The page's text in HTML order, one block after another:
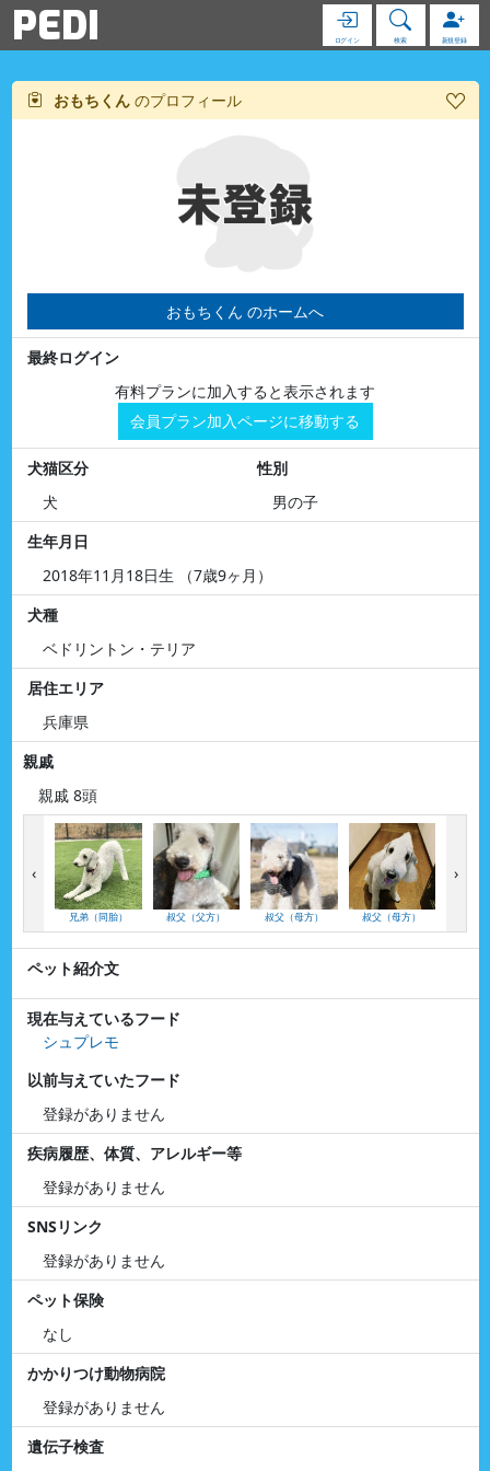
PEDI ログイン 検索 新規登録
おもちくん のプロフィール
おもちくん のホームへ
最終ログイン
有料プランに加入すると表示されます
会員プラン加入ページに移動する
犬猫区分
犬
性別
男の子
生年月日
2018年11月18日生 （7歳9ヶ月）
犬種
ベドリントン・テリア
居住エリア
兵庫県
親戚
親戚 8頭
兄弟（同胎） 叔父（父方） 叔父（母方） 叔父（母方）
‹ ›
ペット紹介文
現在与えているフード
シュプレモ
以前与えていたフード
登録がありません
疾病履歴、体質、アレルギー等
登録がありません
SNSリンク
登録がありません
ペット保険
なし
かかりつけ動物病院
登録がありません
遺伝子検査